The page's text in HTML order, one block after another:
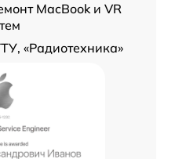
MacBook и VR
«Радиотехника»